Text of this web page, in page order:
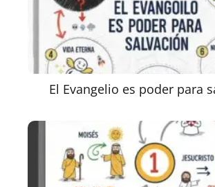
El Evangelio es poder para